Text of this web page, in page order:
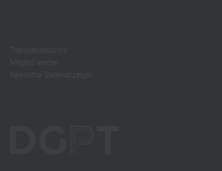
Therapeutensuche
Mitglied werden
Newsletter Stellenanzeigen